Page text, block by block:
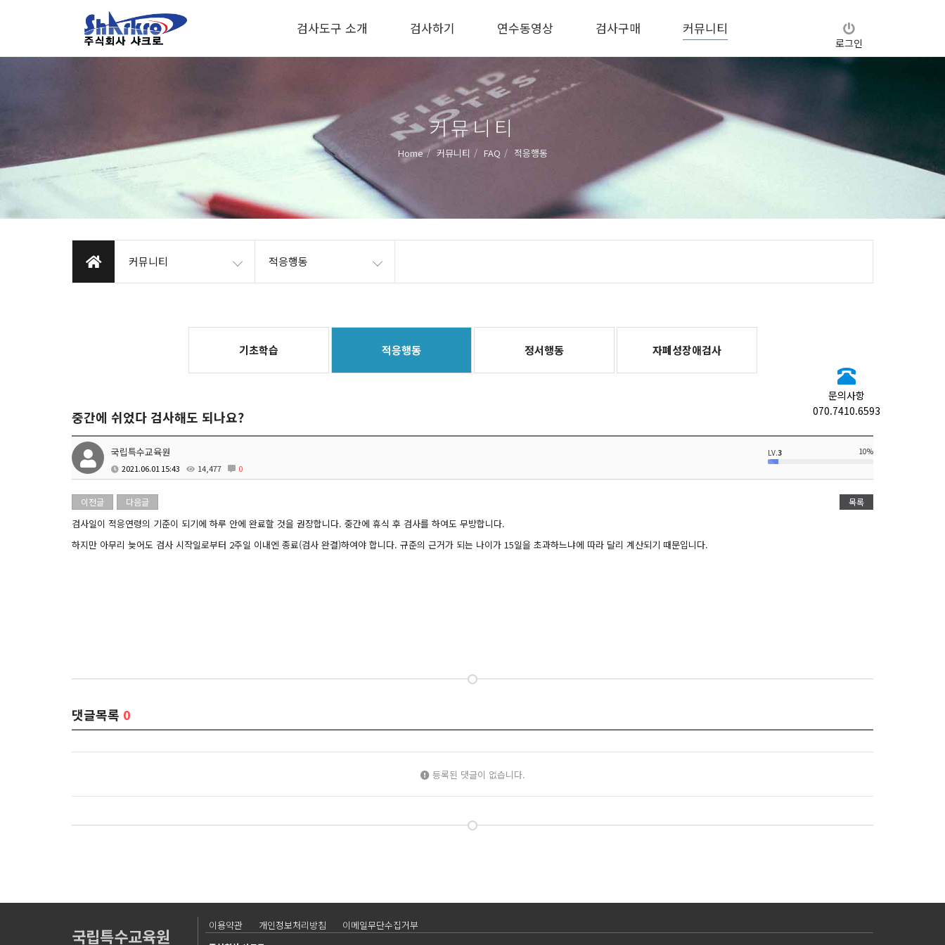
문의사항
070.7410.6593
검사도구 소개 검사하기 연수동영상 검사구매 커뮤니티
로그인
커뮤니티
Home 커뮤니티 FAQ 적응행동
커뮤니티 적응행동
기초학습 적응행동 정서행동 자폐성장애검사
중간에 쉬었다 검사해도 되나요?
국립특수교육원
2021.06.01 15:43 14,477 0
LV.3 10%
이전글 다음글 목록
검사일이 적응연령의 기준이 되기에 하루 안에 완료할 것을 권장합니다. 중간에 휴식 후 검사를 하여도 무방합니다.
하지만 아무리 늦어도 검사 시작일로부터 2주일 이내엔 종료(검사 완결)하여야 합니다. 규준의 근거가 되는 나이가 15일을 초과하느냐에 따라 달리 계산되기 때문입니다.
댓글목록 0
등록된 댓글이 없습니다.
국립특수교육원 이용약관 개인정보처리방침 이메일무단수집거부